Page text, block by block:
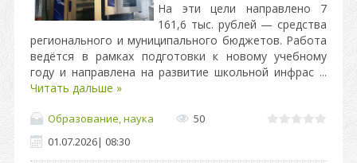
На эти цели направлено 7
161,6 тыс. рублей — средства
регионального и муниципального бюджетов. Работа
ведётся в рамках подготовки к новому учебному
году и направлена на развитие школьной инфрас ...
Читать дальше »
Образование, наука
50
01.07.2026| 08:30